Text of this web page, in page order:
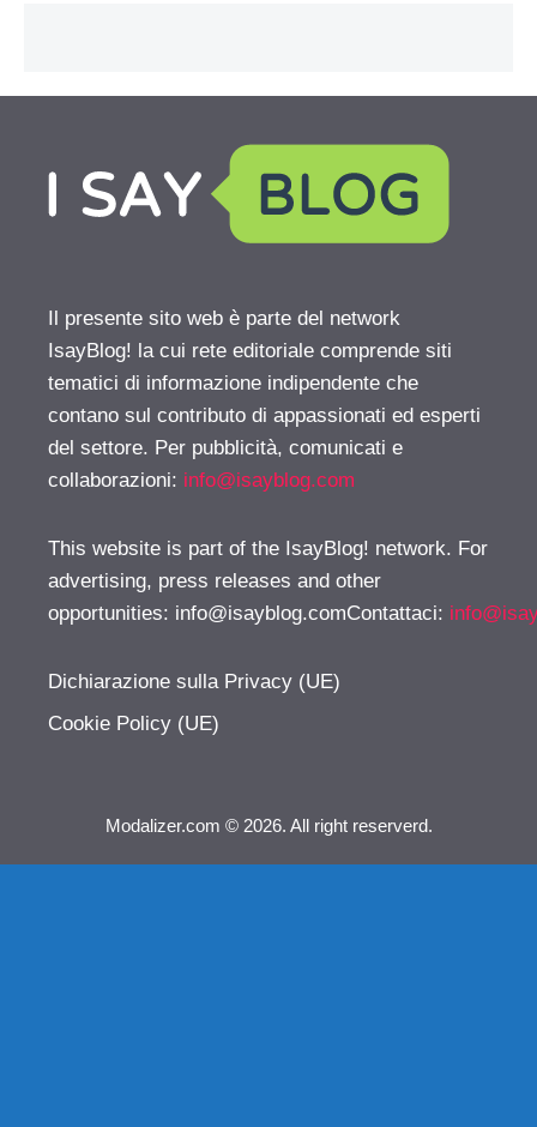
Il presente sito web è parte del network
IsayBlog! la cui rete editoriale comprende siti
tematici di informazione indipendente che
contano sul contributo di appassionati ed esperti
del settore. Per pubblicità, comunicati e
collaborazioni: info@isayblog.com
This website is part of the IsayBlog! network. For
advertising, press releases and other
opportunities: info@isayblog.comContattaci:
Dichiarazione sulla Privacy (UE)
Cookie Policy (UE)
Modalizer.com © 2026. All right reserverd.